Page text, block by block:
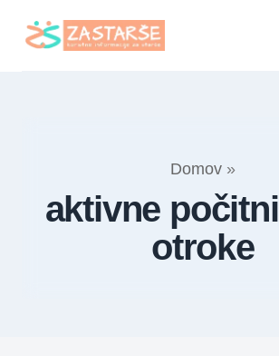
Domov »
aktivne
otroke